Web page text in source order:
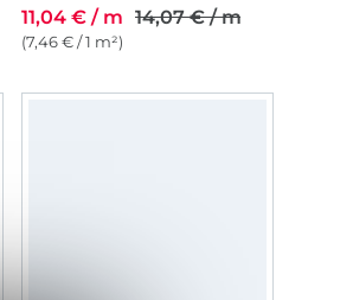
11,04 € / m 14,07 € / m
(7,46 € / 1 m²)